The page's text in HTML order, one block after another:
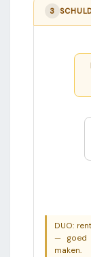
3
DUO:
— goed
maken.